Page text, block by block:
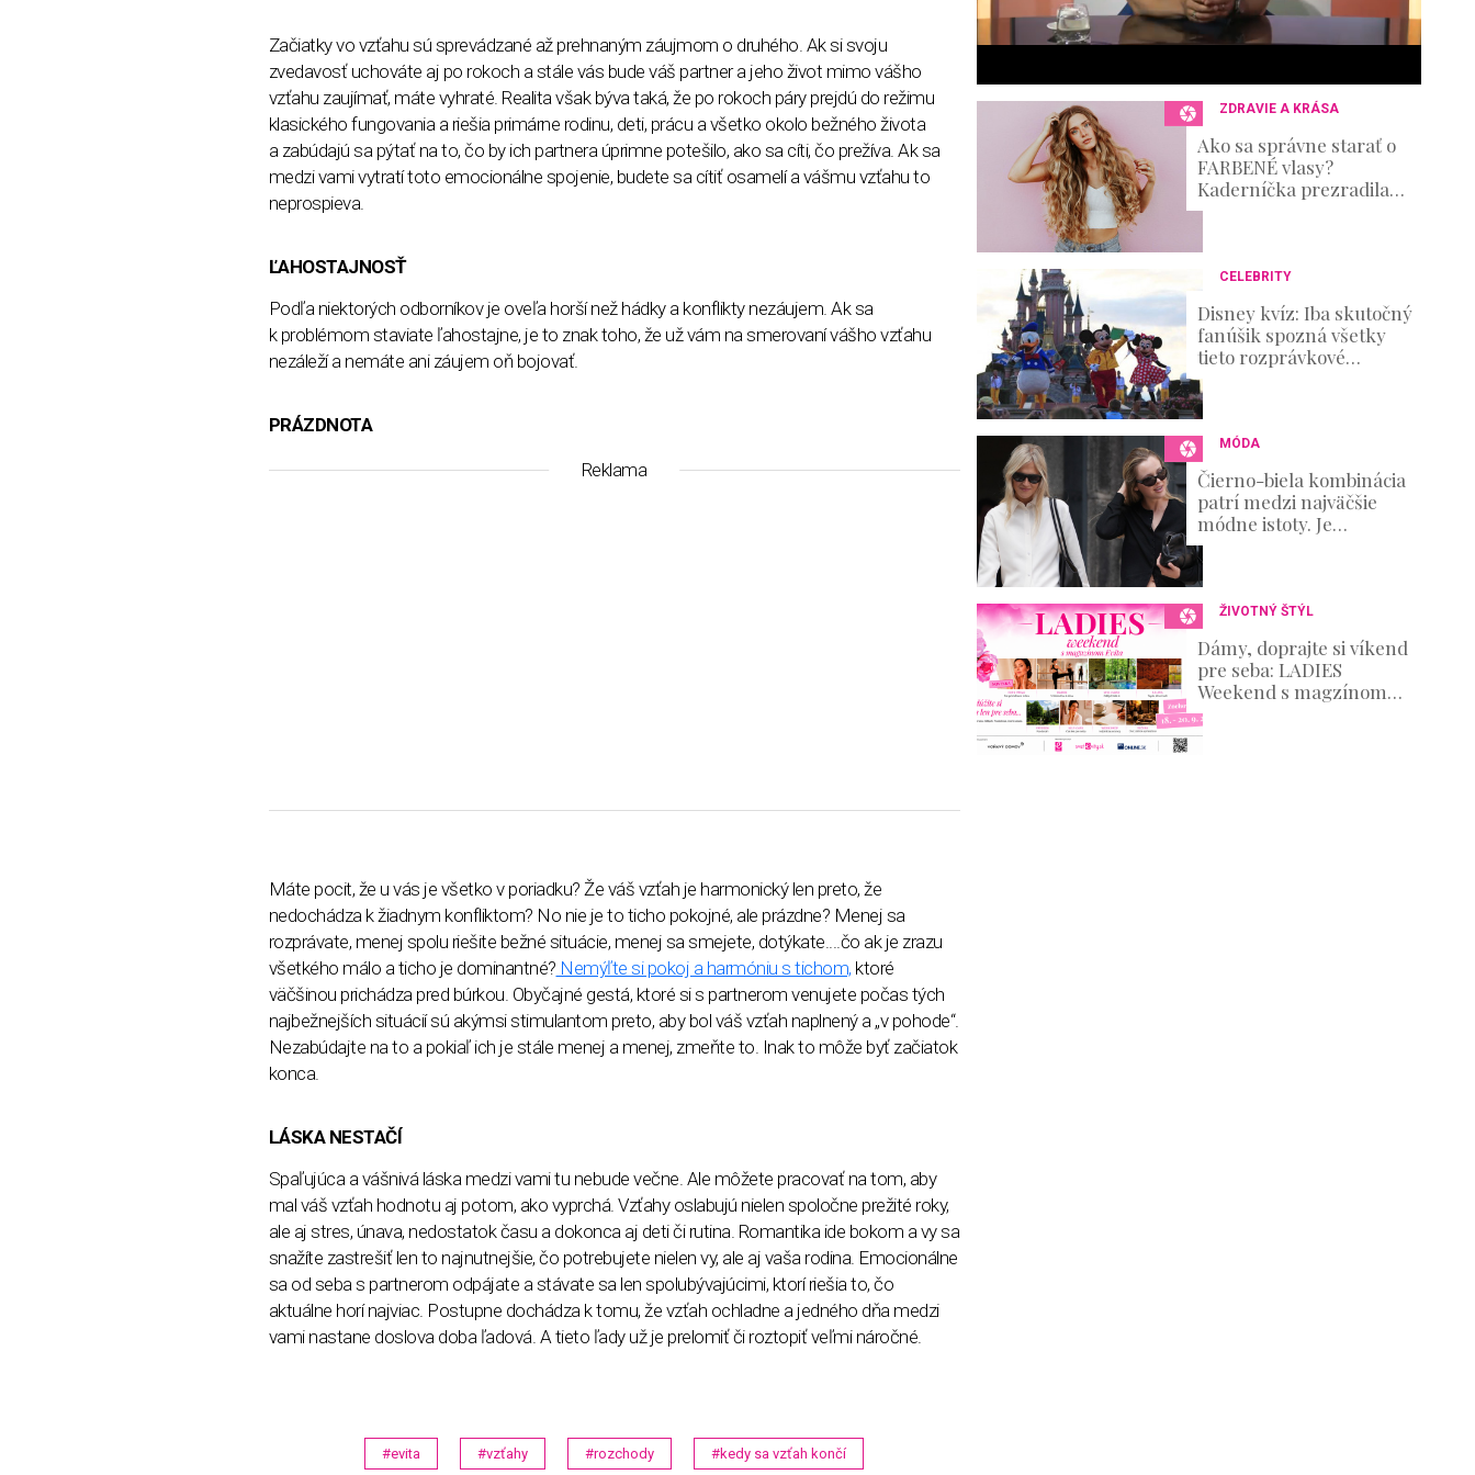
Začiatky vo vzťahu sú sprevádzané až prehnaným záujmom o druhého. Ak si svoju
zvedavosť uchováte aj po rokoch a stále vás bude váš partner a jeho život mimo vášho
vzťahu zaujímať, máte vyhraté. Realita však býva taká, že po rokoch páry prejdú do režimu
klasického fungovania a riešia primárne rodinu, deti, prácu a všetko okolo bežného života
a zabúdajú sa pýtať na to, čo by ich partnera úprimne potešilo, ako sa cíti, čo prežíva. Ak sa
medzi vami vytratí toto emocionálne spojenie, budete sa cítiť osamelí a vášmu vzťahu to
neprospieva.
ĽAHOSTAJNOSŤ
Podľa niektorých odborníkov je oveľa horší než hádky a konflikty nezáujem. Ak sa
k problémom staviate ľahostajne, je to znak toho, že už vám na smerovaní vášho vzťahu
nezáleží a nemáte ani záujem oň bojovať.
PRÁZDNOTA
Reklama
Máte pocit, že u vás je všetko v poriadku? Že váš vzťah je harmonický len preto, že
nedochádza k žiadnym konfliktom? No nie je to ticho pokojné, ale prázdne? Menej sa
rozprávate, menej spolu riešite bežné situácie, menej sa smejete, dotýkate....čo ak je zrazu
všetkého málo a ticho je dominantné? Nemýľte si pokoj a harmóniu s tichom, ktoré
väčšinou prichádza pred búrkou. Obyčajné gestá, ktoré si s partnerom venujete počas tých
najbežnejších situácií sú akýmsi stimulantom preto, aby bol váš vzťah naplnený a „v pohode“.
Nezabúdajte na to a pokiaľ ich je stále menej a menej, zmeňte to. Inak to môže byť začiatok
konca.
LÁSKA NESTAČÍ
Spaľujúca a vášnivá láska medzi vami tu nebude večne. Ale môžete pracovať na tom, aby
mal váš vzťah hodnotu aj potom, ako vyprchá. Vzťahy oslabujú nielen spoločne prežité roky,
ale aj stres, únava, nedostatok času a dokonca aj deti či rutina. Romantika ide bokom a vy sa
snažíte zastrešiť len to najnutnejšie, čo potrebujete nielen vy, ale aj vaša rodina. Emocionálne
sa od seba s partnerom odpájate a stávate sa len spolubývajúcimi, ktorí riešia to, čo
aktuálne horí najviac. Postupne dochádza k tomu, že vzťah ochladne a jedného dňa medzi
vami nastane doslova doba ľadová. A tieto ľady už je prelomiť či roztopiť veľmi náročné.
#evita #vzťahy #rozchody #kedy sa vzťah končí
s
e
0
ZDRAVIE A KRÁSA
Ako sa správne starať o
FARBENÉ vlasy?
Kaderníčka prezradila
postup, ktorý zvládnete aj
CELEBRITY
Disney kvíz: Iba skutočný
fanúšik spozná všetky
tieto rozprávkové
postavičky!
MÓDA
Čierno-biela kombinácia
patrí medzi najväčšie
módne istoty. Je
elegantná, nadčasová a
zároveň ponúka
nekonečné možnosti
ŽIVOTNÝ ŠTÝL
Dámy, doprajte si víkend
pre seba: LADIES
Weekend s magzínom
Evita prinesie oddych aj
množstvo inšpirácie